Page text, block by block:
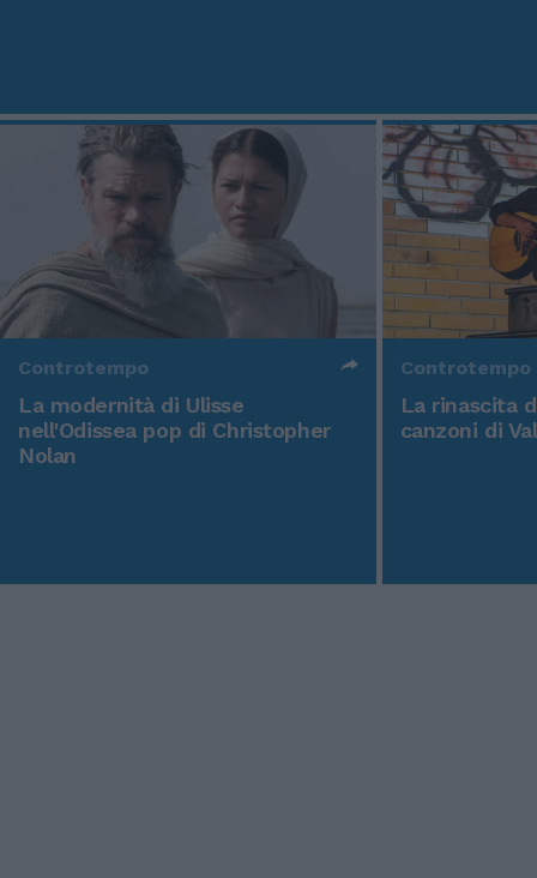
Controtempo
La modernità di Ulisse
nell'Odissea pop di Christopher
Nolan
Controtempo
La rinascita
canzoni di